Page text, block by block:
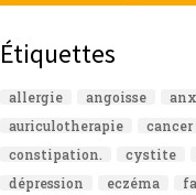
Étiquettes
allergie angoisse
auriculotherapie
cancer
constipation.
cystite
dépression
eczéma